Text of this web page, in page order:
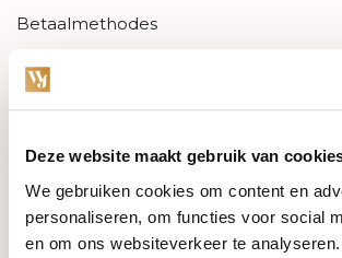
Deze website maakt gebruik van
We gebruiken cookies om content en
personaliseren, om functies voor social
en om ons websiteverkeer te
Betaalmethodes
Sitemap
Categorieën
Horloges
Juwelen